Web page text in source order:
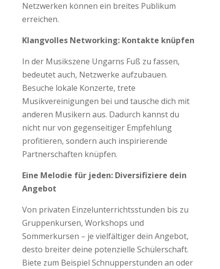
Netzwerken können ein breites Publikum
erreichen.
Klangvolles Networking: Kontakte knüpfen
In der Musikszene Ungarns Fuß zu fassen,
bedeutet auch, Netzwerke aufzubauen.
Besuche lokale Konzerte, trete
Musikvereinigungen bei und tausche dich mit
anderen Musikern aus. Dadurch kannst du
nicht nur von gegenseitiger Empfehlung
profitieren, sondern auch inspirierende
Partnerschaften knüpfen.
Eine Melodie für jeden: Diversifiziere dein
Angebot
Von privaten Einzelunterrichtsstunden bis zu
Gruppenkursen, Workshops und
Sommerkursen – je vielfältiger dein Angebot,
desto breiter deine potenzielle Schülerschaft.
Biete zum Beispiel Schnupperstunden an oder